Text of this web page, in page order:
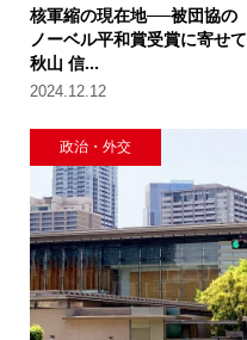
核軍縮の現在地──被団協の
ノーベル平和賞受賞に寄せて
秋山 信...
2024.12.12
政治・外交